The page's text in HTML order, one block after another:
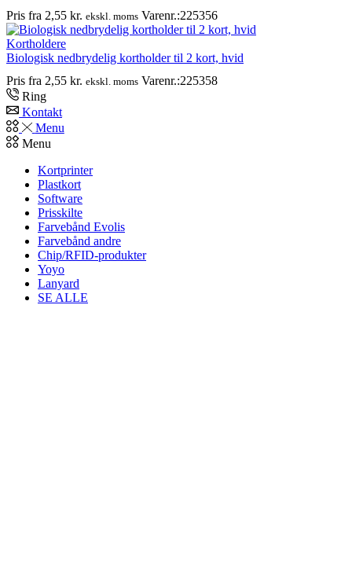
Pris fra 2,55 kr. ekskl. moms Varenr.:225356
Kortholdere
Biologisk nedbrydelig kortholder til 2 kort, hvid
Pris fra 2,55 kr. ekskl. moms Varenr.:225358
Ring
Kontakt
Menu
Menu
Kortprinter
Plastkort
Software
Prisskilte
Farvebånd Evolis
Farvebånd andre
Chip/RFID-produkter
Yoyo
Lanyard
SE ALLE